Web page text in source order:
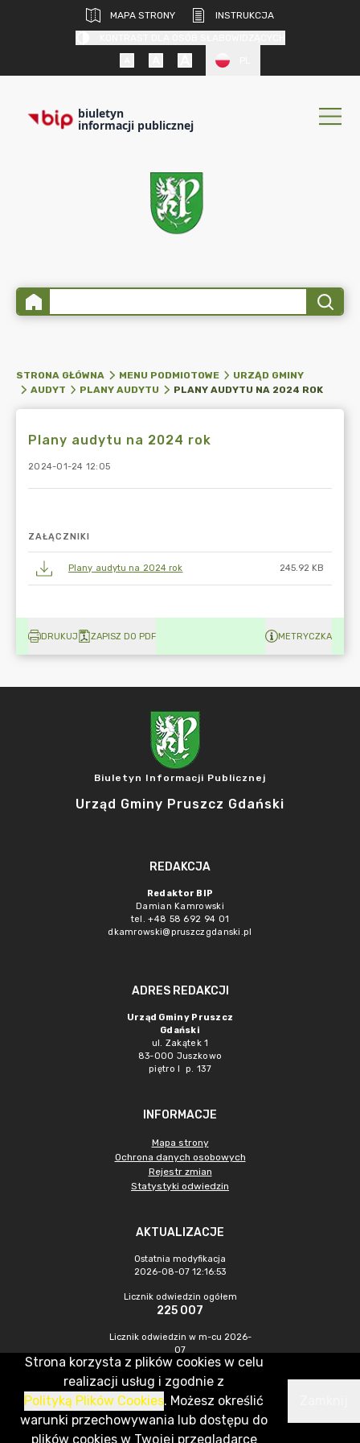
MAPA STRONY
INSTRUKCJA
biuletyn
informacji publicznej
STRONA GŁÓWNA MENU PODMIOTOWE
URZĄD GMINY
AUDYT
PLANY AUDYTU PLANY AUDYTU NA 2024 ROK
Plany audytu na 2024 rok
2024-01-24 12:05
ZAŁĄCZNIKI
Plany audytu na 2024 rok 245.92 KB
DRUKUJ ZAPISZ DO PDF METRYCZKA
Biuletyn Informacji Publicznej
Urząd Gminy Pruszcz Gdański
REDAKCJA
Redaktor BIP
Damian Kamrowski
tel. +48 58 692 94 01
dkamrowski@pruszczgdanski.pl
ADRES REDAKCJI
Urząd Gminy Pruszcz
Gdański
ul. Zakątek 1
83-000 Juszkowo
piętro I p. 137
INFORMACJE
Mapa strony
Ochrona danych osobowych
Rejestr zmian
Statystyki odwiedzin
AKTUALIZACJE
Ostatnia modyfikacja
2026-08-07 12:16:53
Licznik odwiedzin ogółem
225 007
Licznik odwiedzin w m-cu 2026-
07
1 160
CMS & Hosting: Nefeni Sp. z o.o.
Strona korzysta z plików cookies w celu
realizacji usług i zgodnie z
Polityką Plików Cookies. Możesz określić
warunki przechowywania lub dostępu do
plików cookies w Twojej przeglądarce